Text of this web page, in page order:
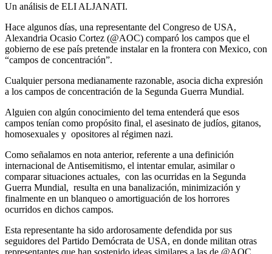
Un análisis de ELI ALJANATI.
Hace algunos días, una representante del Congreso de USA,
Alexandria Ocasio Cortez (@AOC) comparó los campos que el
gobierno de ese país pretende instalar en la frontera con Mexico, con
“campos de concentración”.
Cualquier persona medianamente razonable, asocia dicha expresión
a los campos de concentración de la Segunda Guerra Mundial.
Alguien con algún conocimiento del tema entenderá que esos
campos tenían como propósito final, el asesinato de judíos, gitanos,
homosexuales y opositores al régimen nazi.
Como señalamos en nota anterior, referente a una definición
internacional de Antisemitismo, el intentar emular, asimilar o
comparar situaciones actuales, con las ocurridas en la Segunda
Guerra Mundial, resulta en una banalización, minimización y
finalmente en un blanqueo o amortiguación de los horrores
ocurridos en dichos campos.
Esta representante ha sido ardorosamente defendida por sus
seguidores del Partido Demócrata de USA, en donde militan otras
representantes que han sostenido ideas similares a las de @AOC.